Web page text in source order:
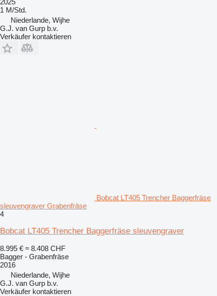
1 M/Std.
Niederlande, Wijhe
G.J. van Gurp b.v.
Verkäufer kontaktieren
Bobcat LT405 Trencher Baggerfräse
sleuvengraver Grabenfräse
4
Bobcat LT405 Trencher Baggerfräse sleuvengraver
8.995 € ≈ 8.408 CHF
Bagger - Grabenfräse
2016
Niederlande, Wijhe
G.J. van Gurp b.v.
Verkäufer kontaktieren